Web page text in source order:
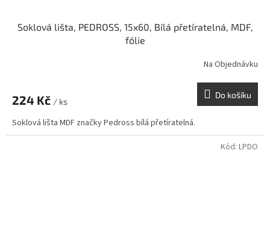
Soklová lišta, PEDROSS, 15x60, Bílá přetíratelná, MDF,
fólie
Na Objednávku
224 Kč / ks
Do košíku
Soklová lišta MDF značky Pedross bílá přetíratelná.
Kód: LPDO